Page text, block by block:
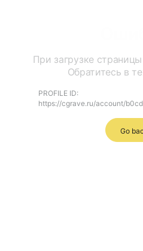
При загрузке
Обратитесь в
PROFILE ID:
https://cgrave.ru/account/
Go